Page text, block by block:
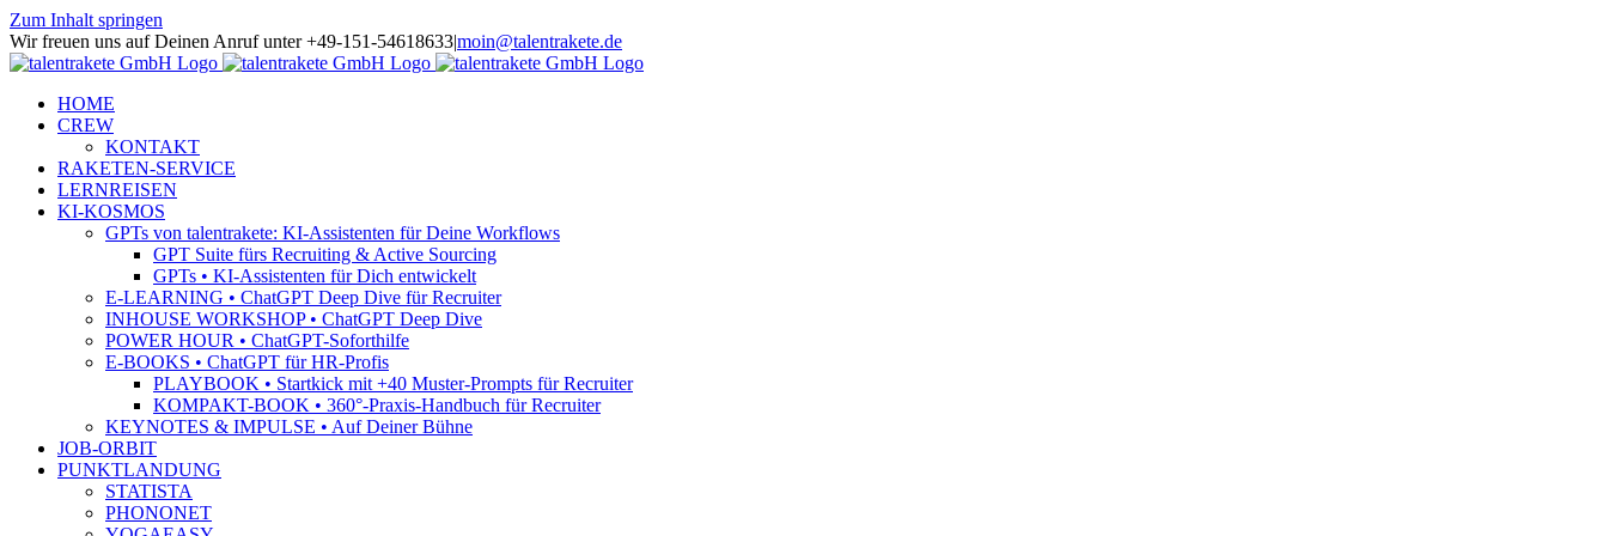
Zum Inhalt springen
Wir freuen uns auf Deinen Anruf unter +49-151-54618633|moin@talentrakete.de
HOME
CREW
KONTAKT
RAKETEN-SERVICE
LERNREISEN
KI-KOSMOS
GPTs von talentrakete: KI-Assistenten für Deine Workflows
GPT Suite fürs Recruiting & Active Sourcing
GPTs • KI-Assistenten für Dich entwickelt
E-LEARNING • ChatGPT Deep Dive für Recruiter
INHOUSE WORKSHOP • ChatGPT Deep Dive
POWER HOUR • ChatGPT-Soforthilfe
E-BOOKS • ChatGPT für HR-Profis
PLAYBOOK • Startkick mit +40 Muster-Prompts für Recruiter
KOMPAKT-BOOK • 360°-Praxis-Handbuch für Recruiter
KEYNOTES & IMPULSE • Auf Deiner Bühne
JOB-ORBIT
PUNKTLANDUNG
STATISTA
PHONONET